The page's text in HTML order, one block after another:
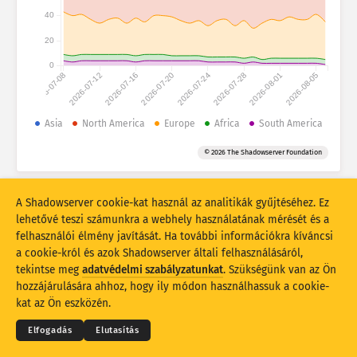
Adathalmaz
Korlát
Ország Címke
Stacking Halmozott Átfedő
Az eredmények automatikus frissítése
Frissítés Visszaállítás
Letöltés PNG-fájlként
2026-07-082026-07-122026-07-162026-07-202026-07-242026-07-282026-08-012026-08-05
0
20
40
Asia North America Europe Africa South America
© 2026 The Shadowserver Foundation
© 2026THE SHADOWSERVER FOUNDATION
Adatvédelem és feltételek
Kapcsolatfelvétel
Köszönetnyilvánítás
A Shadowserver cookie-kat használ az analitikák gyűjtéséhez. Ez
lehetővé teszi számunkra a webhely használatának mérését és a
felhasználói élmény javítását. Ha további információkra kíváncsi
a cookie-król és azok Shadowserver általi felhasználásáról,
tekintse meg adatvédelmi szabályzatunkat. Szükségünk van az Ön
hozzájárulására ahhoz, hogy ily módon használhassuk a cookie-
kat az Ön eszközén.
Elfogadás Elutasítás